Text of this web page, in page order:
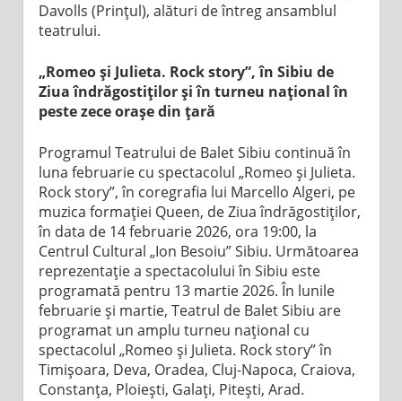
Davolls (Prințul), alături de întreg ansamblul
teatrului.
„Romeo și Julieta. Rock story”, în Sibiu de
Ziua îndrăgostiților și în turneu național în
peste zece orașe din țară
Programul Teatrului de Balet Sibiu continuă în
luna februarie cu spectacolul „Romeo și Julieta.
Rock story”, în coregrafia lui Marcello Algeri, pe
muzica formației Queen, de Ziua îndrăgostiților,
în data de 14 februarie 2026, ora 19:00, la
Centrul Cultural „Ion Besoiu” Sibiu. Următoarea
reprezentație a spectacolului în Sibiu este
programată pentru 13 martie 2026. În lunile
februarie și martie, Teatrul de Balet Sibiu are
programat un amplu turneu național cu
spectacolul „Romeo și Julieta. Rock story” în
Timișoara, Deva, Oradea, Cluj-Napoca, Craiova,
Constanța, Ploiești, Galați, Pitești, Arad.